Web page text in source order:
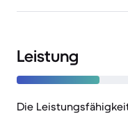
Leistung
Die